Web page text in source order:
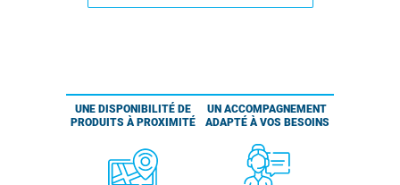
UNE DISPONIBILITÉ DE
PRODUITS À PROXIMITÉ
UN ACCOMPAGNEMENT
ADAPTÉ À VOS BESOINS